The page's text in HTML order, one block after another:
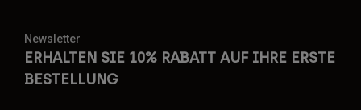
Newsletter
ERHALTEN SIE 10% RABATT AUF IHRE ERSTE
BESTELLUNG